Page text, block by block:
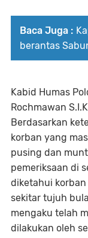
Baca Juga :
berantas
Kabid Humas
Rochmawan
Berdasarkan
korban yang
pusing dan
pemeriksaan di
diketahui
sekitar tujuh
mengaku telah
dilakukan oleh